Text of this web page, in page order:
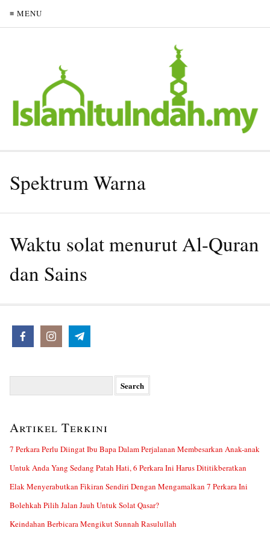
≡ MENU
Spektrum Warna
Waktu solat menurut Al-Quran
dan Sains
Artikel Terkini
7 Perkara Perlu Diingat Ibu Bapa Dalam Perjalanan Membesarkan Anak-anak
Untuk Anda Yang Sedang Patah Hati, 6 Perkara Ini Harus Dititikberatkan
Elak Menyerabutkan Fikiran Sendiri Dengan Mengamalkan 7 Perkara Ini
Bolehkah Pilih Jalan Jauh Untuk Solat Qasar?
Keindahan Berbicara Mengikut Sunnah Rasulullah